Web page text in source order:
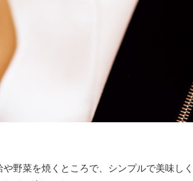
や野菜を焼くところで、シンプルで美味し